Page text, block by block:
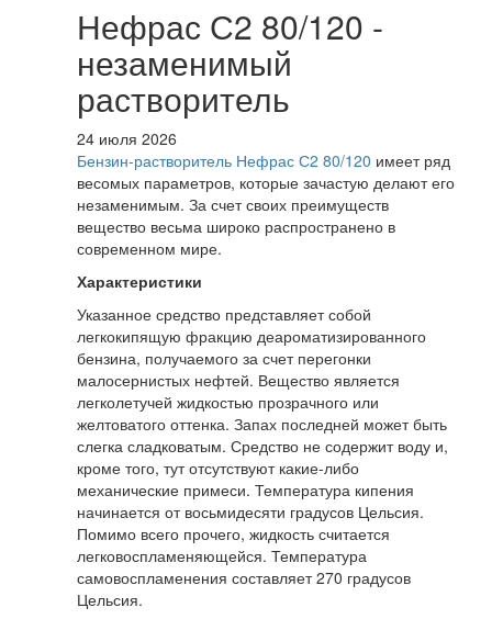
Нефрас С2 80/120 -
незаменимый
растворитель
24 июля 2026
Бензин-растворитель Нефрас С2 80/120 имеет ряд
весомых параметров, которые зачастую делают его
незаменимым. За счет своих преимуществ
вещество весьма широко распространено в
современном мире.
Характеристики
Указанное средство представляет собой
легкокипящую фракцию деароматизированного
бензина, получаемого за счет перегонки
малосернистых нефтей. Вещество является
легколетучей жидкостью прозрачного или
желтоватого оттенка. Запах последней может быть
слегка сладковатым. Средство не содержит воду и,
кроме того, тут отсутствуют какие-либо
механические примеси. Температура кипения
начинается от восьмидесяти градусов Цельсия.
Помимо всего прочего, жидкость считается
легковоспламеняющейся. Температура
самовоспламенения составляет 270 градусов
Цельсия.